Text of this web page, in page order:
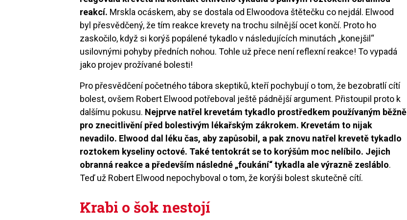
reakcí. Mrskla ocáskem, aby se dostala od Elwoodova štětečku co nejdál. Elwood
byl přesvědčený, že tím reakce krevety na trochu silnější ocet končí. Proto ho
zaskočilo, když si korýš popálené tykadlo v následujících minutách „konejšil“
usilovnými pohyby předních nohou. Tohle už přece není reflexní reakce! To vypadá
jako projev prožívané bolesti!
Pro přesvědčení početného tábora skeptiků, kteří pochybují o tom, že bezobratlí cítí
bolest, ovšem Robert Elwood potřeboval ještě pádnější argument. Přistoupil proto k
dalšímu pokusu. Nejprve natřel krevetám tykadlo prostředkem používaným běžně
pro znecitlivění před bolestivým lékařským zákrokem. Krevetám to nijak
nevadilo. Elwood dal léku čas, aby zapůsobil, a pak znovu natřel krevetě tykadlo
roztokem kyseliny octové. Také tentokrát se to korýšům moc nelíbilo. Jejich
obranná reakce a především následné „foukání“ tykadla ale výrazně zesláblo.
Teď už Robert Elwood nepochyboval o tom, že korýši bolest skutečně cítí.
Krabi o šok nestojí